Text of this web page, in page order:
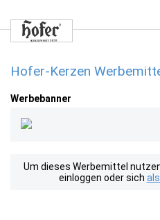
Hofer-Kerzen
Werbebanner
Um dieses Werbemittel
einloggen oder sich